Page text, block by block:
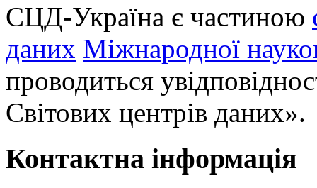
СЦД-Україна є частиною
даних Міжнародної
проводиться
Світових центрів даних».
Контактна інформація